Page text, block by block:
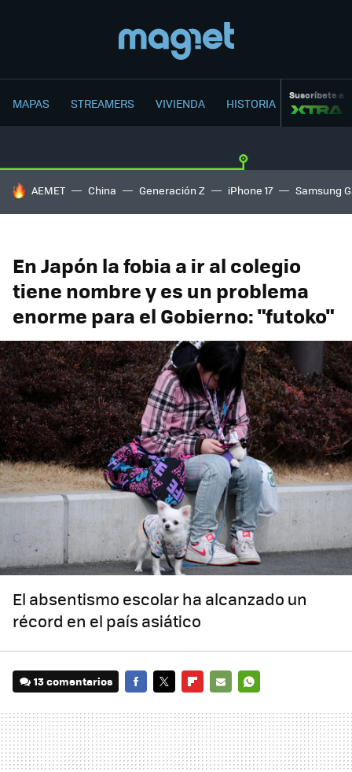
MAPAS STREAMERS VIVIENDA HISTORIA Suscríbete a
HOY SE HABLA DE
AEMET China Generación Z iPhone 17 Samsung
En Japón la fobia a ir al colegio
tiene nombre y es un problema
enorme para el Gobierno: "futoko"
El absentismo escolar ha alcanzado un
récord en el país asiático
13 comentarios
MAIL